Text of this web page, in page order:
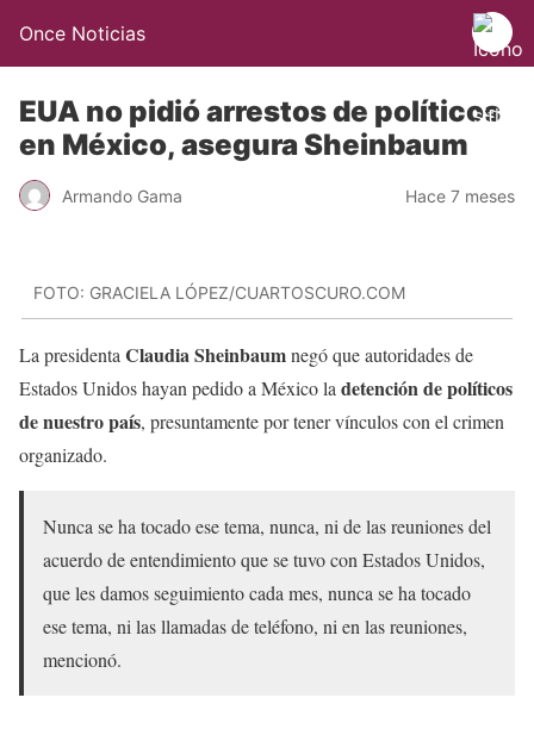
Once Noticias
EUA no pidió arrestos de políticos
en México, asegura Sheinbaum
Armando Gama Hace 7 meses
FOTO: GRACIELA LÓPEZ/CUARTOSCURO.COM
La presidenta Claudia Sheinbaumnegó que autoridades de
Estados Unidos hayan pedido a México la detención de políticos
de nuestro país, presuntamente por tener vínculos con el crimen
organizado.
Nunca se ha tocado ese tema, nunca, ni de las reuniones del
acuerdo de entendimiento que se tuvo con Estados Unidos,
que les damos seguimiento cada mes, nunca se ha tocado
ese tema, ni las llamadas de teléfono, ni en las reuniones,
mencionó.